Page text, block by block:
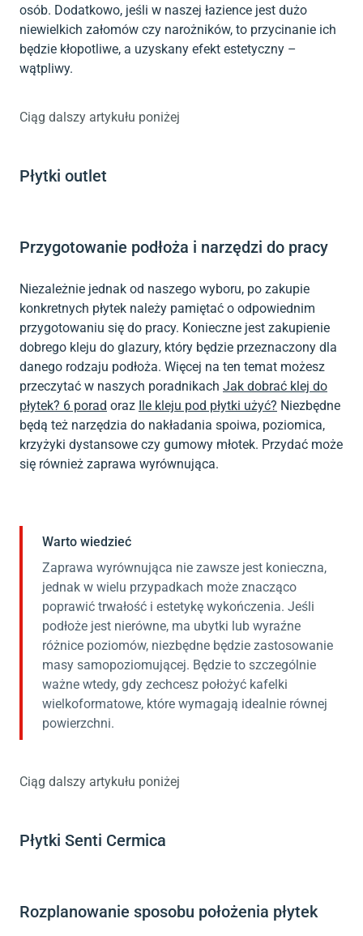
osób. Dodatkowo, jeśli w naszej łazience jest dużo
niewielkich załomów czy narożników, to przycinanie ich
będzie kłopotliwe, a uzyskany efekt estetyczny –
wątpliwy.
Ciąg dalszy artykułu poniżej
Płytki outlet
Przygotowanie podłoża i narzędzi do pracy
Niezależnie jednak od naszego wyboru, po zakupie
konkretnych płytek należy pamiętać o odpowiednim
przygotowaniu się do pracy. Konieczne jest zakupienie
dobrego kleju do glazury, który będzie przeznaczony dla
danego rodzaju podłoża. Więcej na ten temat możesz
przeczytać w naszych poradnikach Jak dobrać klej do
płytek? 6 porad oraz Ile kleju pod płytki użyć? Niezbędne
będą też narzędzia do nakładania spoiwa, poziomica,
krzyżyki dystansowe czy gumowy młotek. Przydać może
się również zaprawa wyrównująca.
Warto wiedzieć
Zaprawa wyrównująca nie zawsze jest konieczna,
jednak w wielu przypadkach może znacząco
poprawić trwałość i estetykę wykończenia. Jeśli
podłoże jest nierówne, ma ubytki lub wyraźne
różnice poziomów, niezbędne będzie zastosowanie
masy samopoziomującej. Będzie to szczególnie
ważne wtedy, gdy zechcesz położyć kafelki
wielkoformatowe, które wymagają idealnie równej
powierzchni.
Ciąg dalszy artykułu poniżej
Płytki Senti Cermica
Rozplanowanie sposobu położenia płytek